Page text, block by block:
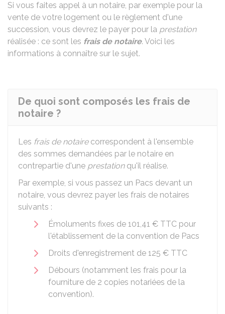
Si vous faites appel à un notaire, par exemple pour la
vente de votre logement ou le règlement d'une
succession, vous devrez le payer pour la prestation
réalisée : ce sont les frais de notaire. Voici les
informations à connaître sur le sujet.
De quoi sont composés les frais de
notaire ?
Les frais de notairecorrespondent à l'ensemble
des sommes demandées par le notaire en
contrepartie d'une prestationqu'il réalise.
Par exemple, si vous passez un Pacs devant un
notaire, vous devrez payer les frais de notaires
suivants :
Émoluments fixes de 101,41 € TTC pour
l'établissement de la convention de Pacs
Droits d'enregistrement de 125 € TTC
Débours (notamment les frais pour la
fourniture de 2 copies notariées de la
convention).